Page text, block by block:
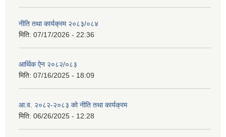
नीति तथा कार्यक्रम २०८३/०८४
मिति: 07/17/2026 - 22:36
आर्थिक ऐन २०८२/०८३
मिति: 07/16/2025 - 18:09
आ.व. २०८२-२०८३ को नीति तथा कार्यक्रम
मिति: 06/26/2025 - 12:28